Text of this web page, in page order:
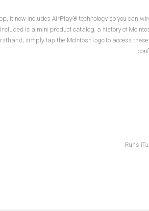
it now includes AirPlay® technology so you can
is a mini product catalog, a history of
simply tap the McIntosh logo to access these
Runs